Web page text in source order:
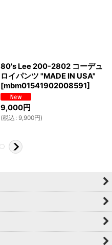
80's Lee 200-2802 コーデュ
ロイパンツ "MADE IN USA"
[mbm01541902008591]
9,000円
(税込 : 9,900円)